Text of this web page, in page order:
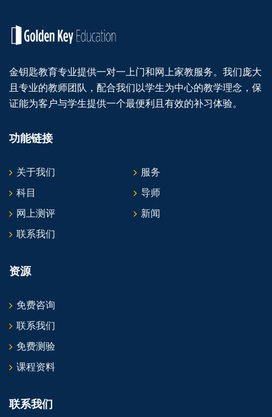
金钥匙教育专业提供一对一上门和网上家教服务。我们庞大
且专业的教师团队，配合我们以学生为中心的教学理念，保
证能为客户与学生提供一个最便利且有效的补习体验。
功能链接
关于我们
服务
科目
导师
网上测评
新闻
联系我们
资源
免费咨询
联系我们
免费测验
课程资料
联系我们